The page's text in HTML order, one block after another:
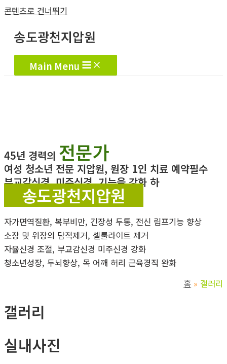
콘텐츠로 건너뛰기
송도광천지압원
Main Menu
45년 경력의 전문가
여성 청소년 전문 지압원, 원장 1인 치료 예약필수
부교감신경, 미주신경, 기능을 강화 하
송도광천지압원
자가면역질환, 복부비만, 긴장성 두통, 전신 림프기능 향상
소장 및 위장의 담적제거, 셀룰라이트 제거
자율신경 조절, 부교감신경 미주신경 강화
청소년성장, 두뇌향상, 목 어깨 허리 근육경직 완화
홈
갤러리
갤러리
실내사진